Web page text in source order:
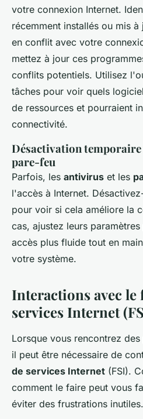
votre connexion Internet.
récemment installés ou mis
en conflit avec votre
mettez à jour ces
conflits potentiels. Utilisez
tâches pour voir quels
de ressources et pourraient
connectivité.
Désactivation
pare-feu
Parfois, les antivirus et les
l'accès à Internet.
pour voir si cela améliore la
cas, ajustez leurs
accès plus fluide tout en
votre système.
Interactions avec
services Internet
Lorsque vous rencontrez
il peut être nécessaire de
de services Internet (FSI).
comment le faire peut vous
éviter des frustrations inutiles.